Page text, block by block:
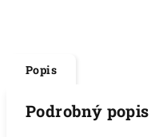
Popis
Podrobný popis